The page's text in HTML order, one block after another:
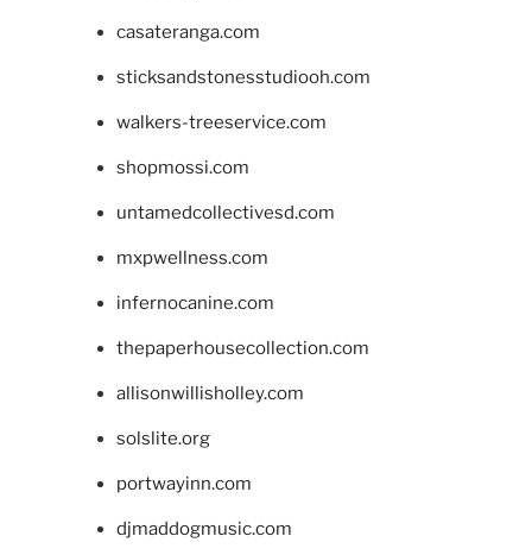
casateranga.com
sticksandstonesstudiooh.com
walkers-treeservice.com
shopmossi.com
untamedcollectivesd.com
mxpwellness.com
infernocanine.com
thepaperhousecollection.com
allisonwillisholley.com
solslite.org
portwayinn.com
djmaddogmusic.com